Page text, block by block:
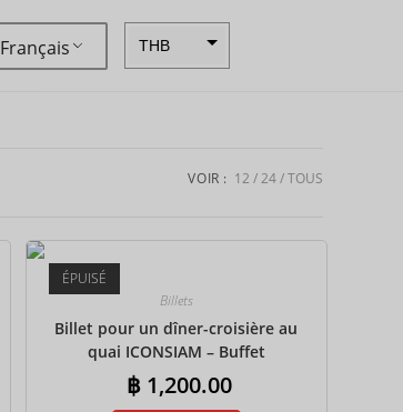
Français THB
JPY
INR
VOIR : 12 24 TOUS
ÉPUISÉ
Billets
Billet pour un dîner-croisière au
quai ICONSIAM – Buffet
international
฿ 1,200.00